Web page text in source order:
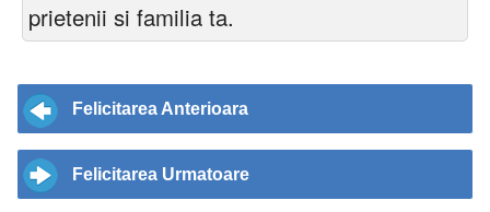
prietenii si familia ta.
Felicitarea Anterioara
Felicitarea Urmatoare